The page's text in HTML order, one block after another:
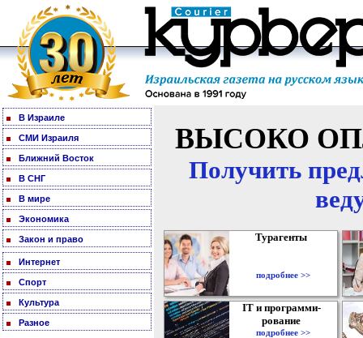
В Израиле
СМИ Израиля
Ближний Восток
В СНГ
В мире
Экономика
Закон и право
Интернет
Спорт
Культура
Разное
ВЫСОКО
Получить
Турагенты
подробнее >>
IT и программи-
рование
подробнее >>